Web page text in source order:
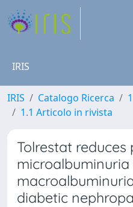
IRIS
IRIS Catalogo Ricerca
1.1 Articolo in rivista
Tolrestat
microalbuminuria
diabetic